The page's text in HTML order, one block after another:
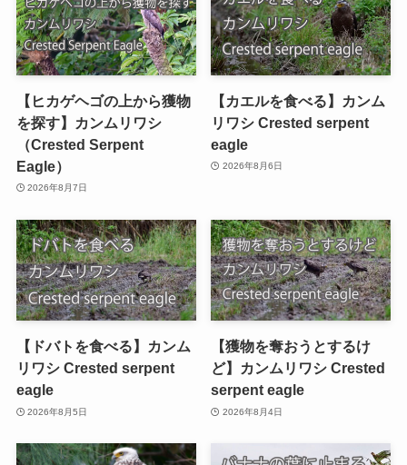
【ヒカゲヘゴの上から獲物
を探す】カンムリワシ
（Crested Serpent
Eagle）
2026年8月7日
【カエルを食べる】カンム
リワシ Crested serpent
eagle
2026年8月6日
【ドバトを食べる】カンム
リワシ Crested serpent
eagle
2026年8月5日
【獲物を奪おうとするけ
ど】カンムリワシ Crested
serpent eagle
2026年8月4日